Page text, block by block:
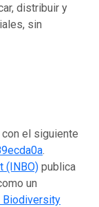
distribuir y
sin
el siguiente
.
(INBO) publica
un
Biodiversity